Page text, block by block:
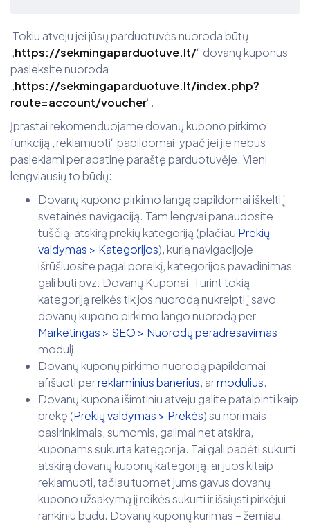
Tokiu atveju jei jūsų parduotuvės nuoroda būtų
„https://sekmingaparduotuve.lt/“ dovanų kuponus
pasieksite nuoroda
„https://sekmingaparduotuve.lt/index.php?
route=account/voucher“.
Įprastai rekomenduojame dovanų kupono pirkimo
funkciją „reklamuoti“ papildomai, ypač jei jie nebus
pasiekiami per apatinę paraštę parduotuvėje. Vieni
lengviausių to būdų:
Dovanų kupono pirkimo langą papildomai iškelti į
svetainės navigaciją. Tam lengvai panaudosite
tuščią, atskirą prekių kategoriją (plačiau Prekių
valdymas > Kategorijos), kurią navigacijoje
išrūšiuosite pagal poreikį, kategorijos pavadinimas
gali būti pvz. Dovanų Kuponai. Turint tokią
kategoriją reikės tik jos nuorodą nukreipti į savo
dovanų kupono pirkimo lango nuorodą per
Marketingas > SEO > Nuorodų peradresavimas
modulį.
Dovanų kuponų pirkimo nuorodą papildomai
afišuoti perreklaminius banerius, armodulius.
Dovanų kupona išimtiniu atveju galite patalpinti kaip
prekę (Prekių valdymas > Prekės) su norimais
pasirinkimais, sumomis, galimai net atskira,
kuponams sukurta kategorija. Tai gali padėti sukurti
atskirą dovanų kuponų kategoriją, ar juos kitaip
reklamuoti, tačiau tuomet jums gavus dovanų
kupono užsakymą jį reikės sukurti ir išsiųsti pirkėjui
rankiniu būdu. Dovanų kuponų kūrimas – žemiau.